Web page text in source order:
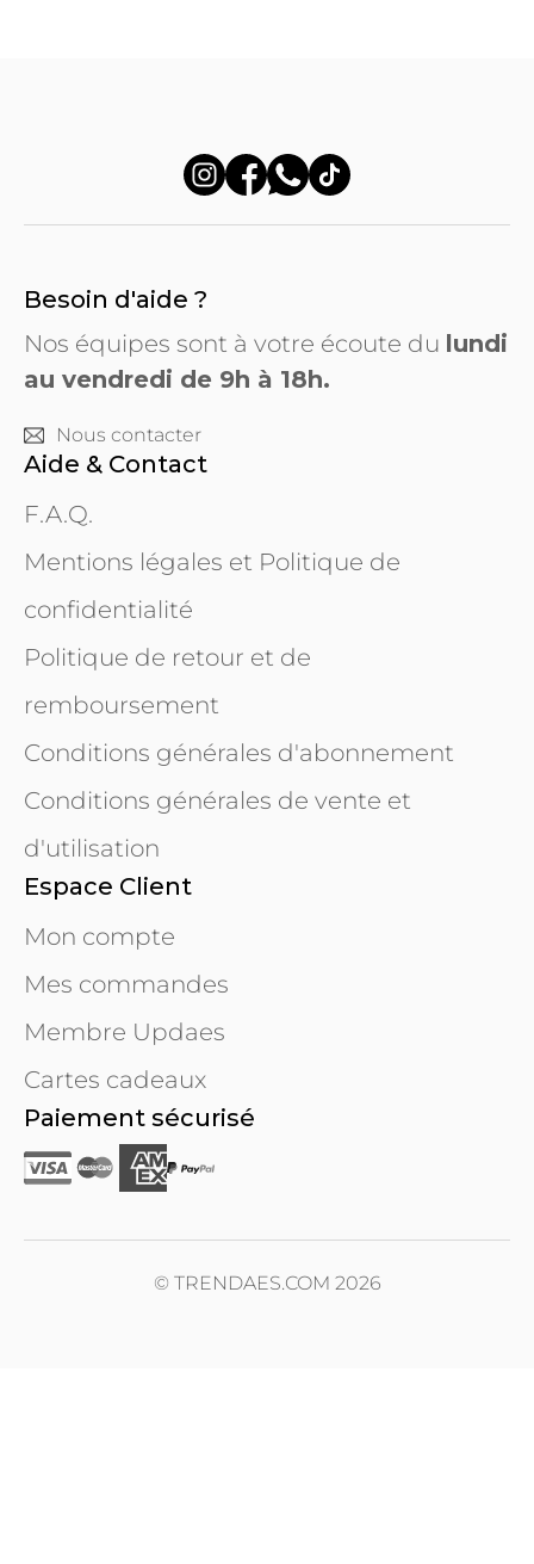
Besoin d'aide ?
Nos équipes sont à votre écoute du lundi
au vendredi de 9h à 18h.
Nous contacter
Aide & Contact
F.A.Q.
Mentions légales et Politique de
confidentialité
Politique de retour et de
remboursement
Conditions générales d'abonnement
Conditions générales de vente et
d'utilisation
Espace Client
Mon compte
Mes commandes
Membre Updaes
Cartes cadeaux
Paiement sécurisé
© TRENDAES.COM 2026